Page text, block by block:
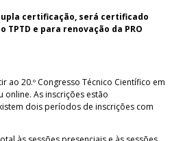
certificação, será certificado
TPTD e para renovação da PRO
ao 20.º Congresso Técnico Científico em
As inscrições estão
dois períodos de inscrições com